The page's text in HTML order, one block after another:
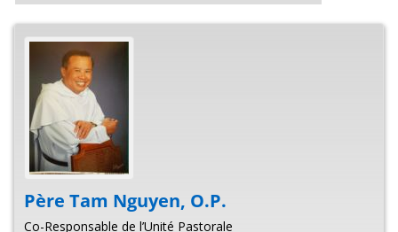
Père Tam Nguyen, O.P.
Co-Responsable de l’Unité Pastorale